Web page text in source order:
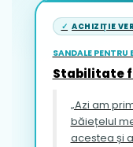
ACHIZIȚIE
SANDALE
Stabilitate
„Azi am
băiețelul meu calcă
acestea și